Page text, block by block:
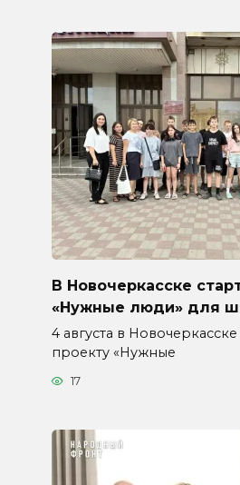
В Новочеркасске
«Нужные люди» для
4 августа в
проекту «Нужные
17